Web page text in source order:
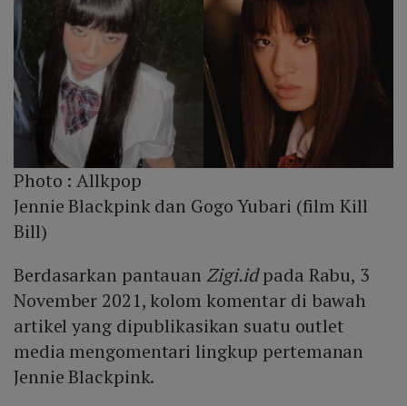
Photo :Allkpop
Jennie Blackpink dan Gogo Yubari (film Kill
Bill)
Berdasarkan pantauan Zigi.idpada Rabu, 3
November 2021, kolom komentar di bawah
artikel yang dipublikasikan suatu outlet
media mengomentari lingkup pertemanan
Jennie Blackpink.